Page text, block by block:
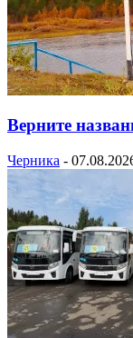
Верните
Черника -